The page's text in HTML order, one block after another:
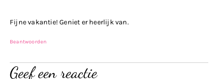
Fijne vakantie! Geniet er heerlijk van.
Beantwoorden
Geef een reactie